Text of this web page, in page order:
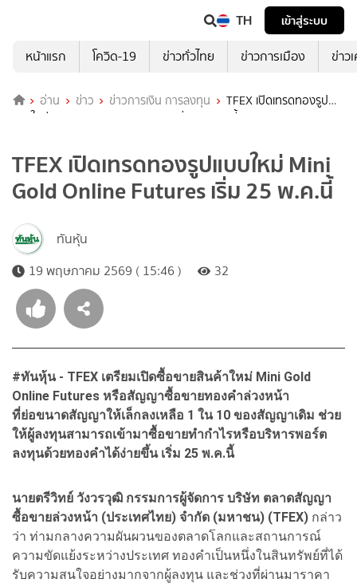
TH
เข้าสู่ระบบ
หน้าแรก
โควิด-19 ข่าวทั่วไทย ข่าวการเมือง ข่าว
อ่าน ข่าว ข่าวการเงิน การลงทุน
TFEX เปิดเทรดทองรูป
แบบใหม่ Mini Gold Online Futures เริ่ม 25 พ.ค.นี้
TFEX เปิดเทรดทองรูปแบบใหม่ Mini
Gold Online Futures เริ่ม 25 พ.ค.นี้
ทันหุ้น
19 พฤษภาคม 2569 ( 15:46 )
32
#ทันหุ้น - TFEX เตรียมเปิดซื้อขายสินค้าใหม่ Mini Gold
Online Futures หรือสัญญาซื้อขายทองคำล่วงหน้า
ที่ย่อขนาดสัญญาให้เล็กลงเหลือ 1 ใน 10 ของสัญญาเดิม ช่วย
ให้ผู้ลงทุนสามารถเข้ามาซื้อขายทำกำไรหรือบริหารพอร์ต
ลงทุนด้วยทองคำได้ง่ายขึ้น เริ่ม 25 พ.ค.นี้
นายตรีวิทย์ วังวรวุฒิ กรรมการผู้จัดการ บริษัท ตลาดสัญญา
ซื้อขายล่วงหน้า (ประเทศไทย) จำกัด (มหาชน) (TFEX) กล่าว
ว่า ท่ามกลางความผันผวนของตลาดโลกและสถานการณ์
ความขัดแย้งระหว่างประเทศ ทองคำเป็นหนึ่งในสินทรัพย์ที่ได้
รับความสนใจอย่างมากจากผู้ลงทุน และช่วงที่ผ่านมาราคา